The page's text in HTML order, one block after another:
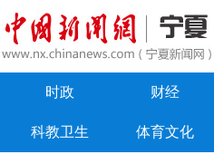
时政 财经
科教卫生 体育文化